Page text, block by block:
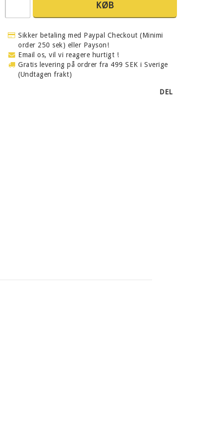
KØB
Sikker betaling med Paypal Checkout (Minimi
order 250 sek) eller Payson!
Email os, vil vi reagere hurtigt !
Gratis levering på ordrer fra 499 SEK i Sverige
(Undtagen frakt)
DEL